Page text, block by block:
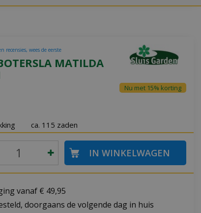
MATILDA
recensies, wees de eerste
Nu met 15% korting
ca. 115 zaden
vanaf € 49,95
doorgaans de volgende dag in huis